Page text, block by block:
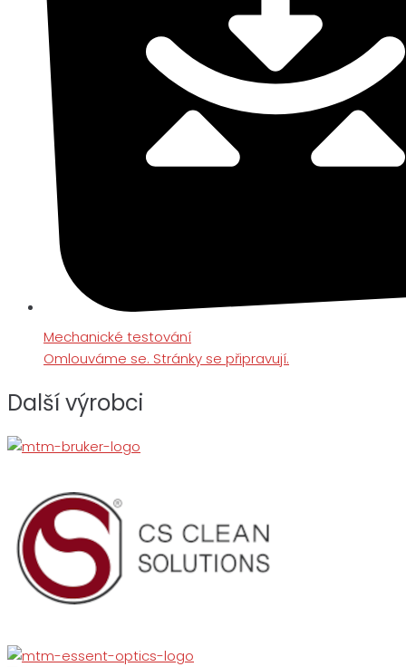
Mechanické testování
Omlouváme se. Stránky se připravují.
Další výrobci